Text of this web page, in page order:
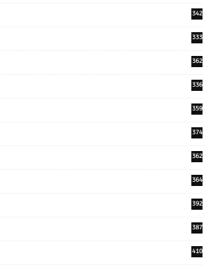
342
333
362
336
359
374
362
364
392
387
410